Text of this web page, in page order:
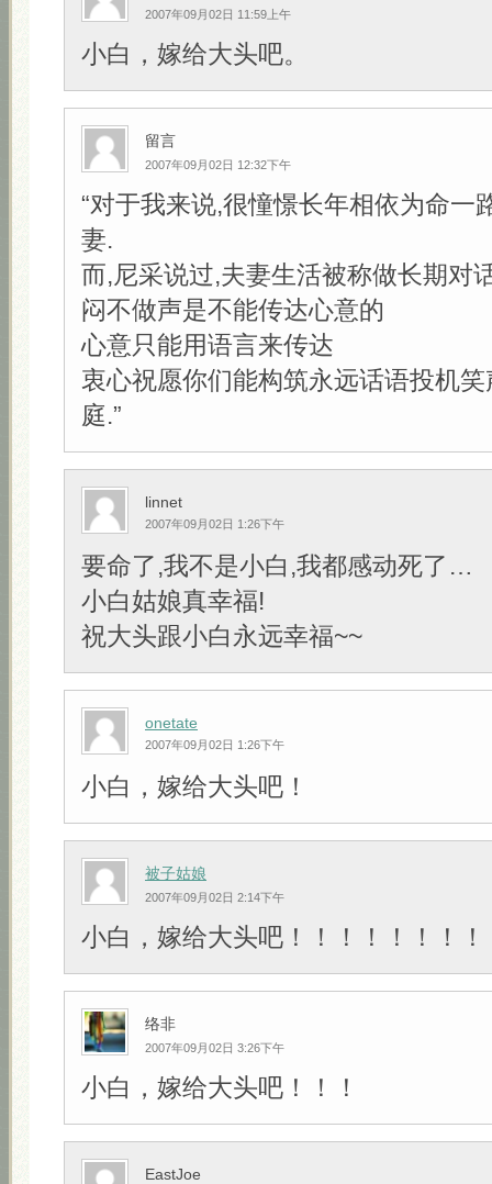
2007年09月02日 11:59上午
小白，嫁给大头吧。
留言
2007年09月02日 12:32下午
“对于我来说,很憧憬长年相依为命一
妻.
而,尼采说过,夫妻生活被称做长期对
闷不做声是不能传达心意的
心意只能用语言来传达
衷心祝愿你们能构筑永远话语投机
庭.”
linnet
2007年09月02日 1:26下午
要命了,我不是小白,我都感动死了…
小白姑娘真幸福!
祝大头跟小白永远幸福~~
onetate
2007年09月02日 1:26下午
小白，嫁给大头吧！
被子姑娘
2007年09月02日 2:14下午
小白，嫁给大头吧！！！！！！！！
络非
2007年09月02日 3:26下午
小白，嫁给大头吧！！！
EastJoe